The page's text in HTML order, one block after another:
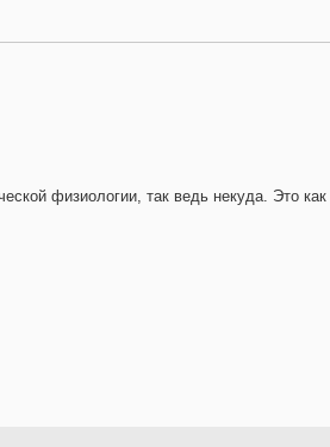
физиологии, так ведь некуда. Это